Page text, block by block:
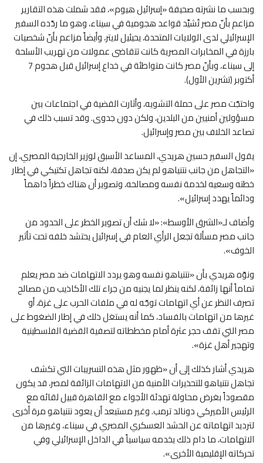
وبحسب ما نشرته صحيفة «إسرائيل هيوم»، فقد شملت هذه التقارير
مزاعم بأنّ مصر تُشيِّد قواعد هجومية في سيناء، وهو ما ردّده السفير
الإسرائيلي لدى الولايات المتحدة، يحيئيل لايتر، وأيضاً مزاعم بأنّ شخصيات
بارزة في المخابرات المصرية كانت تتقاضى عمولات من تهريب الأسلحة
إلى سيناء، وبأنّ مصر كانت متواطئة في خداع إسرائيل قبل هجوم 7
أكتوبر (تشرين الأول).
واحتجّت مصر على حملة التشويه، وأثارت القضية في اجتماعات بين
مسؤولين أمنيين من البلدين، ولكن دون جدوى. وقد تسبب ذلك في
تصاعد الخلاف بين مصر وإسرائيل.
يقول السفير حسين هريدي، المساعد الأسبق لوزير الخارجية المصري، إن
«التجاهل من جانب نتنياهو لم يكن صدفة، لكنه تجاهل تكتيكي في إطار
خطته وسعيه لخدمة نفسه ومصالحه، وتصوير أن هناك خطراً داهماً
ودائماً يهدد إسرائيل».
وأضاف لـ«الشرق الأوسط»: «لا شك أن تصوير الخطر على الحدود من
جانب مصر مسألة تجعل الرأي العام في إسرائيل يحتشد خلفه تحت تأثير
الخوف».
ونوّه هريدي بأن «نتنياهو نفسه وهو يردد الاتهامات ضد مصر يعلم
تماماً أنها زائفة، لكنه ينظر لما يجنيه من جراء تلك الأكاذيب من مصالح
تصرف النظر عن أي اتهامات توجّه له في ملفات الحرب على غزة، أو
غيرها من اتهامات بالفساد، كما أنه يستغل ذلك في إطار الضغوط على
مصر التي تقف حجر عثرة أمام مخططاته لتصفية القضية الفلسطينية
وتهجير أهل غزة».
هريدي أشار كذلك إلى أن «ظهور مثل هذه التسريبات التي تكشف
تجاهل نتنياهو للتحذيرات الأمنية من الاتهامات الزائفة لمصر، قد يكون
مقصوداً بغرض محاولة تهدئة الأجواء مع القاهرة قبيل لقائه مع
الرئيس الأميركي دونالد ترمب. وغير مستبعد أن يعود نتنياهو مرة أخرى
لترديد اتهاماته عن الحشد العسكري المصري في سيناء، وغيرها من
الاتهامات، ما دام ذلك يخدمه سياسياً في الداخل الإسرائيلي وفي
تحركاته الإقليمية الأخرى».